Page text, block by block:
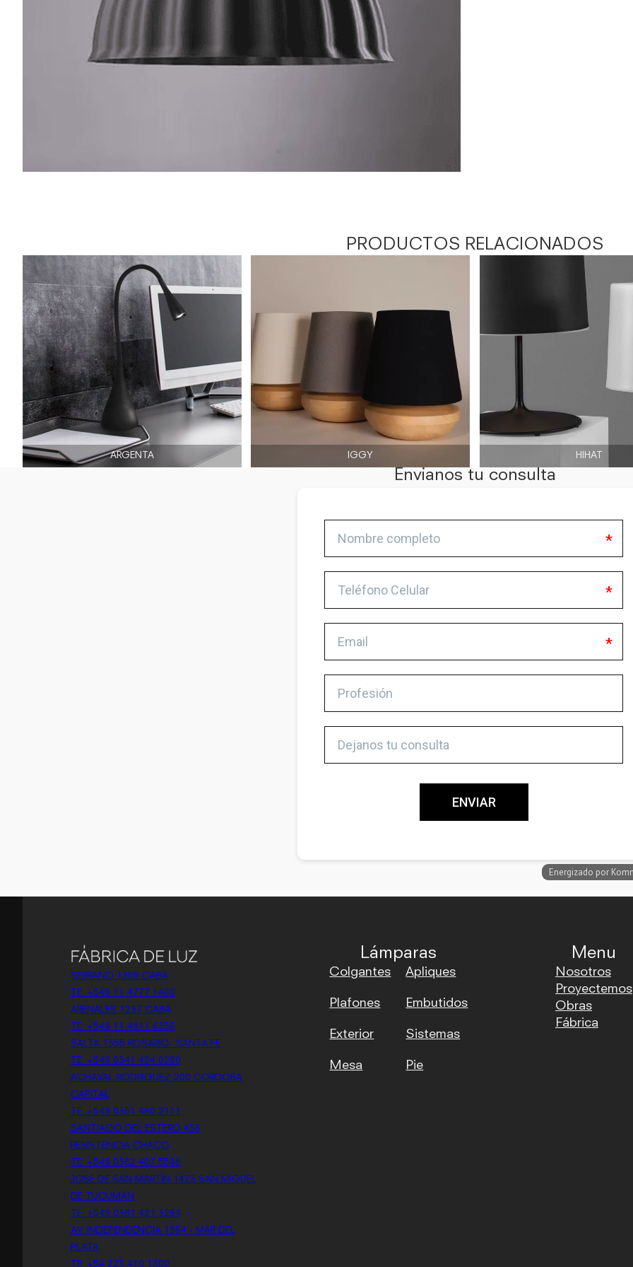
PRODUCTOS RELACIONADOS
ARGENTA IGGY HIHAT
Envianos tu consulta
SERRANO 1308 CABA
TE: +549 11 4777 1460
ARENALES 1237 CABA
TE: +549 11 4811 6356
SALTA 1355 ROSARIO- SANTA FE
TE: +549 0341 424 0280
ACHAVAL RODRIGUEZ 200 CORDOBA
CAPITAL
TE: +549 0351 460 2111
SANTIAGO DEL ESTERO 436
RESISTENCIA CHACO
TE: +549 0362 407 5598
JOSÉ DE SAN MARTÍN 1423 SAN MIGUEL
DE TUCUMÁN
TE: +549 0381 421 3294
AV. INDEPENDENCIA 1964 - MAR DEL
PLATA
TE: +54 223 410 1300
Lámparas
Colgantes Apliques
Plafones Embutidos
Exterior Sistemas
Mesa Pie
Menu
Nosotros
Proyectemos
Obras
Fábrica